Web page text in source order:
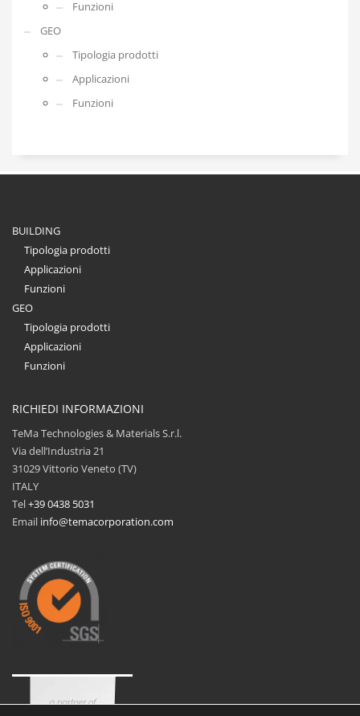
Funzioni
GEO
Tipologia prodotti
Applicazioni
Funzioni
BUILDING
Tipologia prodotti
Applicazioni
Funzioni
GEO
Tipologia prodotti
Applicazioni
Funzioni
RICHIEDI INFORMAZIONI
TeMa Technologies & Materials S.r.l.
Via dell’Industria 21
31029 Vittorio Veneto (TV)
ITALY
Tel+39 0438 5031
Email info@temacorporation.com